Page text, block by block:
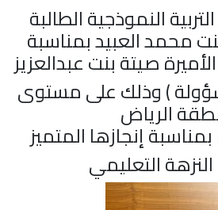
النموذجية الطالبة
محمد العبيد بمناسبة
صيتة بنت عبدالعزيز
) وذلك على مستوى
الرياض
بمناسبة إنجازها المتميز
التعليمي